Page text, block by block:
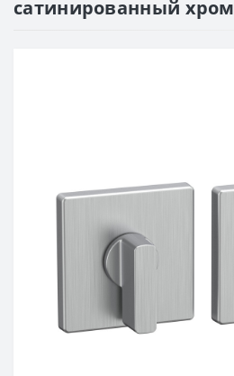
сатинированный хром